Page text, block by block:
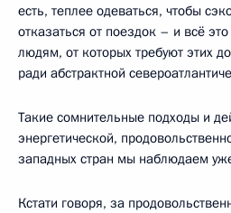
есть, теплее одеваться, чтобы
отказаться от поездок – и всё
людям, от которых требуют этих
ради абстрактной
Такие сомнительные подходы и
энергетической,
западных стран мы наблюдаем
Кстати говоря, за